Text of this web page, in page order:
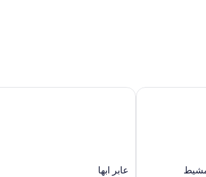
عابر
عابر ابها
عابر ابها